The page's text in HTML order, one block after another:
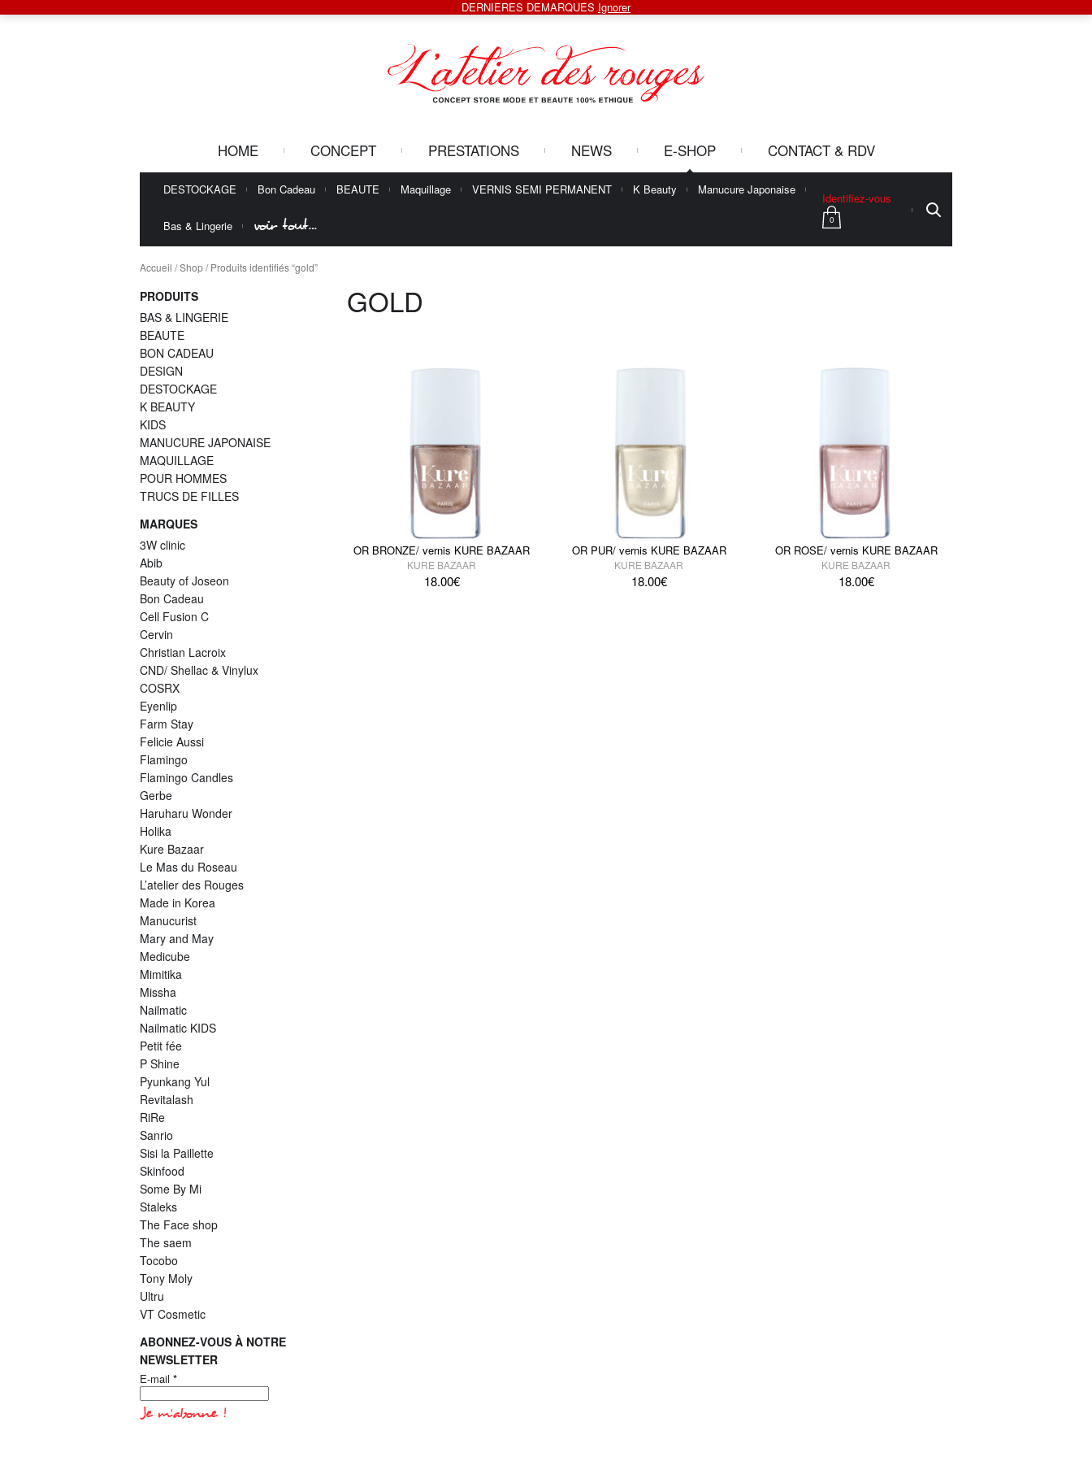
HOME CONCEPT PRESTATIONS NEWS E-SHOP CONTACT & RDV
DESTOCKAGE Bon Cadeau BEAUTE Maquillage VERNIS SEMI PERMANENT K Beauty Manucure Japonaise
Bas & Lingerie voir tout…
Identifiez-vous
0
Accueil /Shop/ Produits identifiés “gold”
GOLD
OR BRONZE/ vernis KURE BAZAAR
KURE BAZAAR
18.00€
OR PUR/ vernis KURE BAZAAR
KURE BAZAAR
18.00€
OR ROSE/ vernis KURE BAZAAR
KURE BAZAAR
18.00€
PRODUITS
BAS & LINGERIE
BEAUTE
BON CADEAU
DESIGN
DESTOCKAGE
K BEAUTY
KIDS
MANUCURE JAPONAISE
MAQUILLAGE
POUR HOMMES
TRUCS DE FILLES
MARQUES
3W clinic
Abib
Beauty of Joseon
Bon Cadeau
Cell Fusion C
Cervin
Christian Lacroix
CND/ Shellac & Vinylux
COSRX
Eyenlip
Farm Stay
Felicie Aussi
Flamingo
Flamingo Candles
Gerbe
Haruharu Wonder
Holika
Kure Bazaar
Le Mas du Roseau
L’atelier des Rouges
Made in Korea
Manucurist
Mary and May
Medicube
Mimitika
Missha
Nailmatic
Nailmatic KIDS
Petit fée
P Shine
Pyunkang Yul
Revitalash
RiRe
Sanrio
Sisi la Paillette
Skinfood
Some By Mi
Staleks
The Face shop
The saem
Tocobo
Tony Moly
Ultru
VT Cosmetic
ABONNEZ-VOUS À NOTRE
NEWSLETTER
E-mail *
DERNIERES DEMARQUES Ignorer